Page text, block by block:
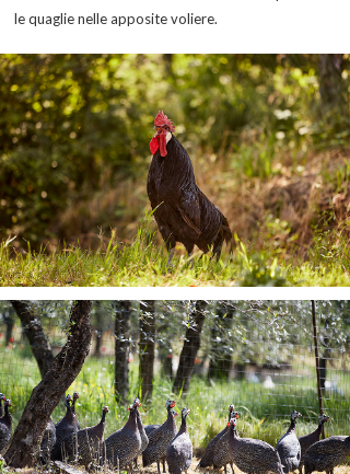
le quaglie nelle apposite voliere.